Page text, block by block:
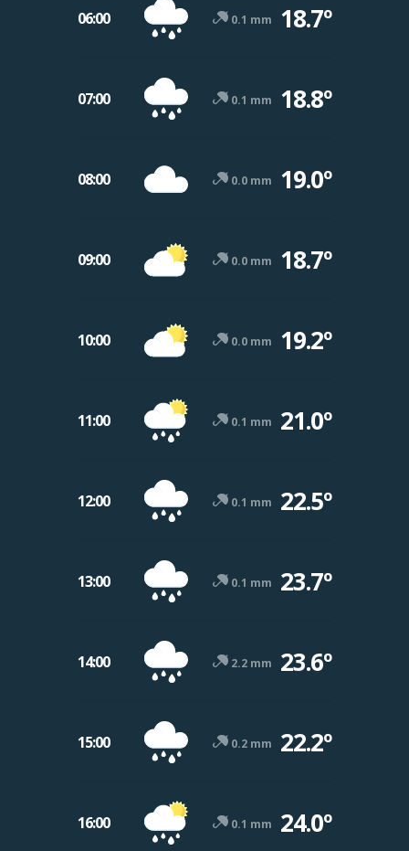
06:00 0.1 mm 18.7º
07:00 0.1 mm 18.8º
08:00 0.0 mm 19.0º
09:00 0.0 mm 18.7º
10:00 0.0 mm 19.2º
11:00 0.1 mm 21.0º
12:00 0.1 mm 22.5º
13:00 0.1 mm 23.7º
14:00 2.2 mm 23.6º
15:00 0.2 mm 22.2º
16:00 0.1 mm 24.0º